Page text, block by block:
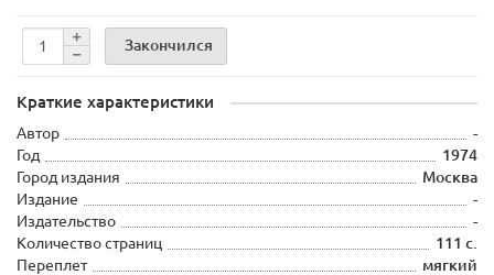
Закончился
Краткие характеристики
Автор
-
Год
1974
Город издания
Москва
Издание
-
Издательство
-
Количество страниц
111 с.
Переплет
мягкий